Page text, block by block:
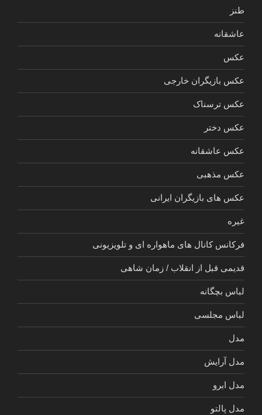
طنز
عاشقانه
عکس
عکس بازیگران خارجی
عکس ترسناک
عکس دختر
عکس عاشقانه
عکس مذهبی
عکس های بازیگران ایرانی
غیره
فرکانس کانال های ماهواره ای و تلویزیونی
قدیمی قبل از انقلاب / زمان شاهی
لباس بچگانه
لباس مجلسی
مدل
مدل آرایش
مدل ابرو
مدل پالتو